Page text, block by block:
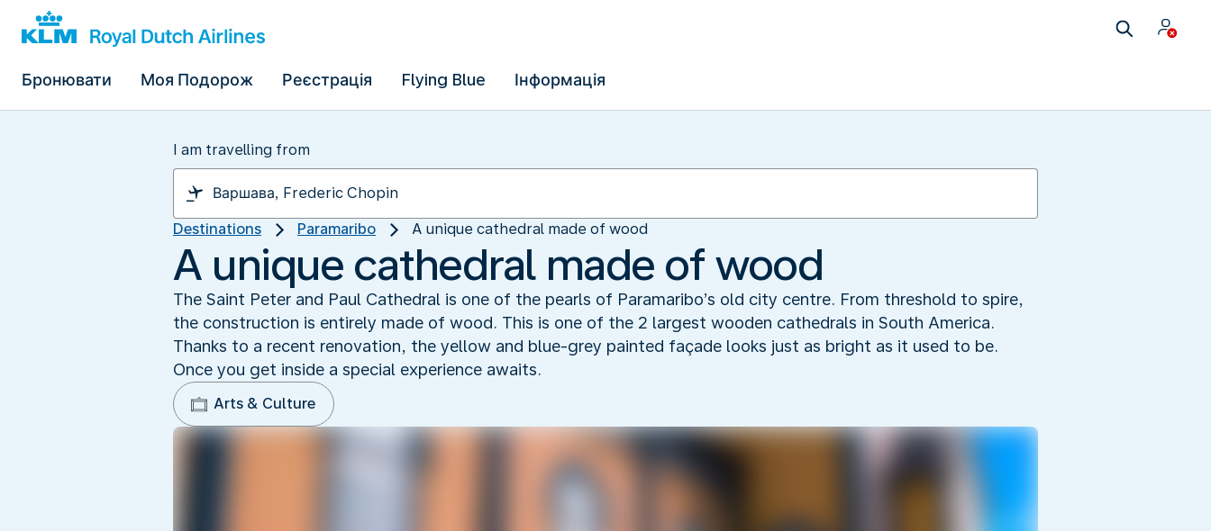
Бронювати Моя Подорож Реєстрація Flying Blue Інформація
I am travelling from
Destinations Paramaribo A unique cathedral made of wood
A unique cathedral made of wood
The Saint Peter and Paul Cathedral is one of the pearls of Paramaribo’s old city centre. From threshold to spire,
the construction is entirely made of wood. This is one of the 2 largest wooden cathedrals in South America.
Thanks to a recent renovation, the yellow and blue-grey painted façade looks just as bright as it used to be.
Once you get inside a special experience awaits.
Arts & Culture